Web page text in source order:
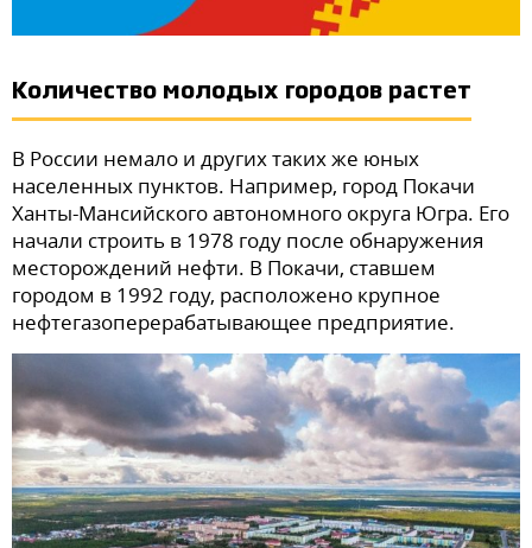
Количество молодых городов растет
В России немало и других таких же юных
населенных пунктов. Например, город Покачи
Ханты-Мансийского автономного округа Югра. Его
начали строить в 1978 году после обнаружения
месторождений нефти. В Покачи, ставшем
городом в 1992 году, расположено крупное
нефтегазоперерабатывающее предприятие.